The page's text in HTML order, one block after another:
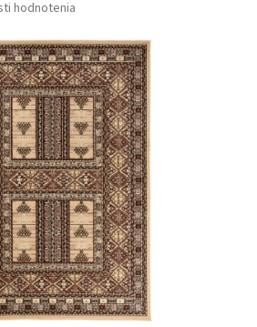
hodnotenia